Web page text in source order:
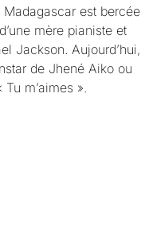
est bercée
mère pianiste et
Jackson. Aujourd’hui,
de Jhené Aiko ou
m’aimes ».